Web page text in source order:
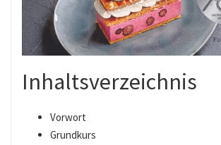
Inhaltsverzeichnis
Vorwort
Grundkurs